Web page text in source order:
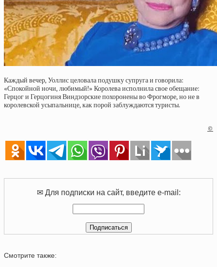
Каждый вечер, Уоллис целовала подушку супруга и говорила:
«Спокойной ночи, любимый!» Королева исполнила свое обещание:
Герцог и Герцогиня Виндзорские похоронены во Фрогморе, но не в
королевской усыпальнице, как порой заблуждаются туристы.
©
✉ Для подписки на сайт, введите e-mail:
Смотрите также: